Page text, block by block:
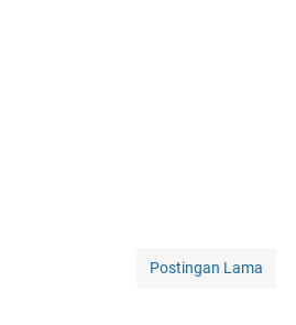
Postingan Lama